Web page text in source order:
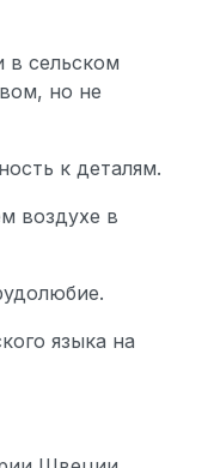
в сельском
но не
к деталям.
воздухе в
языка на